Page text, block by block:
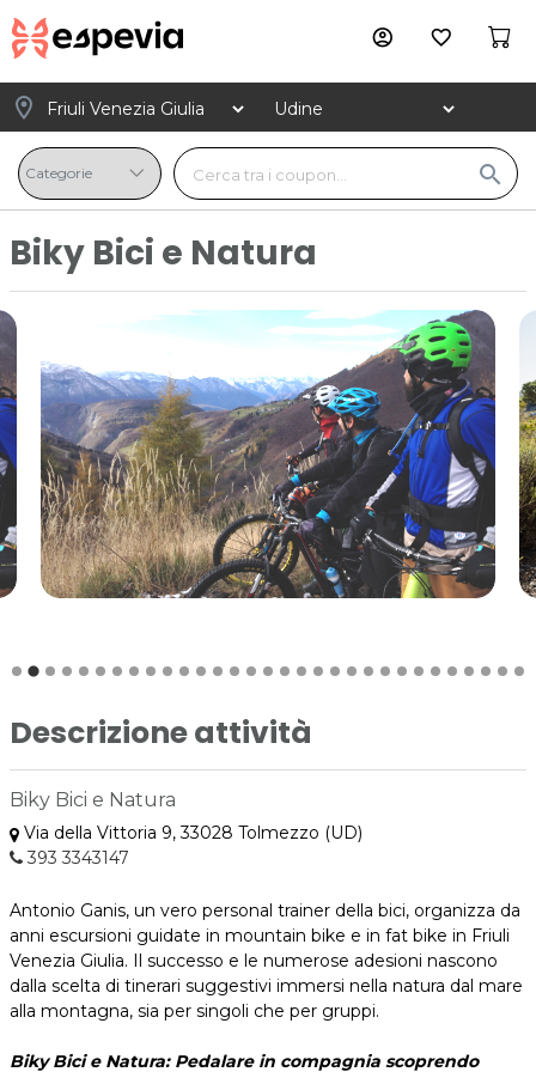
search
account_circle favorite_border
location_on
Biky Bici e Natura
Descrizione attività
Biky Bici e Natura
Via della Vittoria 9, 33028 Tolmezzo (UD)
393 3343147
Antonio Ganis, un vero personal trainer della bici, organizza da
anni escursioni guidate in mountain bike e in fat bike in Friuli
Venezia Giulia. Il successo e le numerose adesioni nascono
dalla scelta di tinerari suggestivi immersi nella natura dal mare
alla montagna, sia per singoli che per gruppi.
Biky Bici e Natura: Pedalare in compagnia scoprendo